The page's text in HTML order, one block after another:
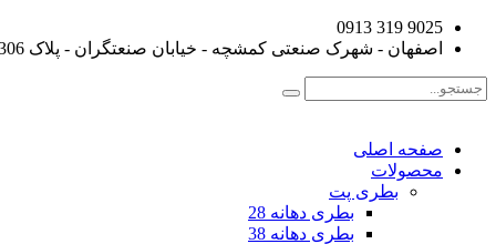
9025 319 0913
اصفهان - شهرک صنعتی کمشچه - خیابان صنعتگران - پلاک 306
صفحه اصلی
محصولات
بطری پت
بطری دهانه 28
بطری دهانه 38